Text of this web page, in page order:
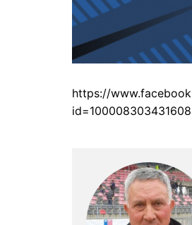
https://
id=100008303431608